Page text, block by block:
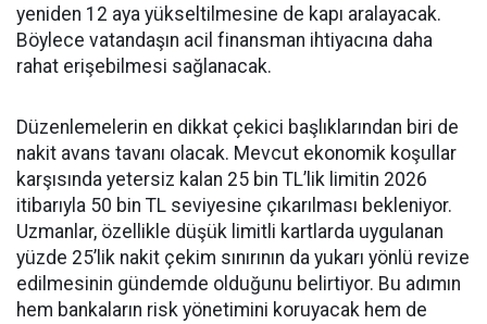
yeniden 12 aya yükseltilmesine de kapı aralayacak.
Böylece vatandaşın acil finansman ihtiyacına daha
rahat erişebilmesi sağlanacak.
Düzenlemelerin en dikkat çekici başlıklarından biri de
nakit avans tavanı olacak. Mevcut ekonomik koşullar
karşısında yetersiz kalan 25 bin TL’lik limitin 2026
itibarıyla 50 bin TL seviyesine çıkarılması bekleniyor.
Uzmanlar, özellikle düşük limitli kartlarda uygulanan
yüzde 25’lik nakit çekim sınırının da yukarı yönlü revize
edilmesinin gündemde olduğunu belirtiyor. Bu adımın
hem bankaların risk yönetimini koruyacak hem de